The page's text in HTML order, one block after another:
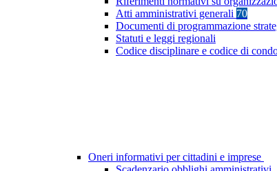
Atti amministrativi generali 70
Documenti di programmazione
Statuti e leggi regionali
Codice disciplinare e codice di
Oneri informativi per cittadini e imprese